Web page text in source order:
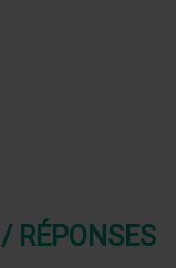
RÉPONSES